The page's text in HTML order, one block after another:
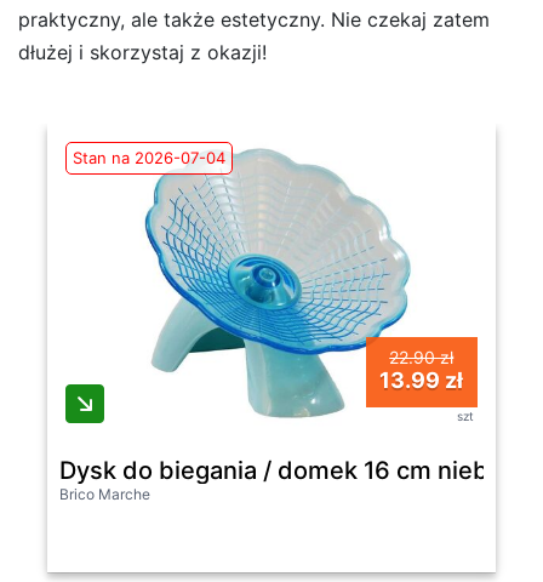
praktyczny, ale także estetyczny. Nie czekaj zatem
dłużej i skorzystaj z okazji!
Stan na 2026-07-04
22.90 zł
13.99 zł
szt
Dysk do biegania / domek 16 cm niebies
Brico Marche